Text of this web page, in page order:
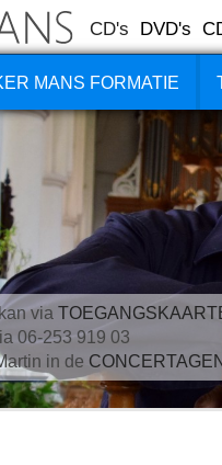
CD's DVD's
MANS FORMATIE
via
06-253 919 03
in de